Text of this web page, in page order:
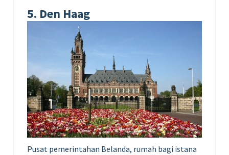
5. Den Haag
Pusat pemerintahan Belanda, rumah bagi istana